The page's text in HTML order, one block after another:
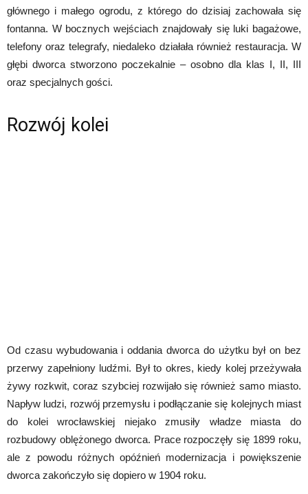
głównego i małego ogrodu, z którego do dzisiaj zachowała się
fontanna. W bocznych wejściach znajdowały się luki bagażowe,
telefony oraz telegrafy, niedaleko działała również restauracja. W
głębi dworca stworzono poczekalnie – osobno dla klas I, II, III
oraz specjalnych gości.
Rozwój kolei
Od czasu wybudowania i oddania dworca do użytku był on bez
przerwy zapełniony ludźmi. Był to okres, kiedy kolej przeżywała
żywy rozkwit, coraz szybciej rozwijało się również samo miasto.
Napływ ludzi, rozwój przemysłu i podłączanie się kolejnych miast
do kolei wrocławskiej niejako zmusiły władze miasta do
rozbudowy oblężonego dworca. Prace rozpoczęły się 1899 roku,
ale z powodu różnych opóźnień modernizacja i powiększenie
dworca zakończyło się dopiero w 1904 roku.